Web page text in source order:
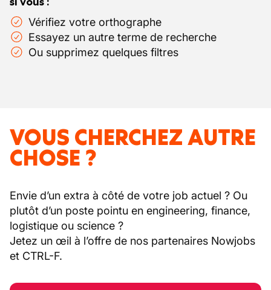
Vérifiez votre orthographe
Essayez un autre terme de recherche
Ou supprimez quelques filtres
VOUS CHERCHEZ AUTRE
CHOSE ?
Envie d’un extra à côté de votre job actuel ? Ou
plutôt d’un poste pointu en engineering, finance,
logistique ou science ?
Jetez un œil à l’offre de nos partenaires Nowjobs
et CTRL-F.